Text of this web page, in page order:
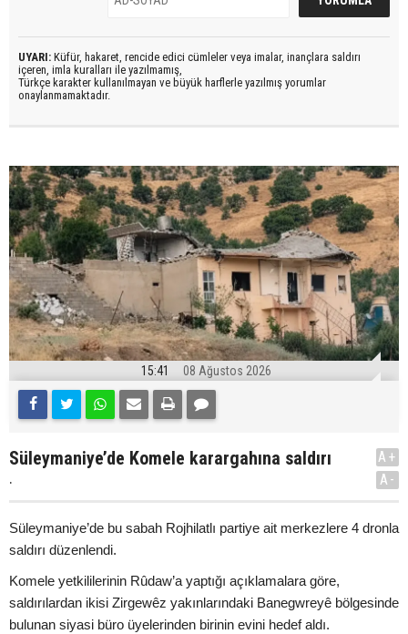
UYARI: Küfür, hakaret, rencide edici cümleler veya imalar, inançlara saldırı
içeren, imla kuralları ile yazılmamış,
Türkçe karakter kullanılmayan ve büyük harflerle yazılmış yorumlar
onaylanmamaktadır.
15:41 08 Ağustos 2026
Süleymaniye’de Komele karargahına saldırı
.
A+
A-
Süleymaniye’de bu sabah Rojhilatlı partiye ait merkezlere 4 dronla
saldırı düzenlendi.
Komele yetkililerinin Rûdaw’a yaptığı açıklamalara göre,
saldırılardan ikisi Zirgewêz yakınlarındaki Banegwreyê bölgesinde
bulunan siyasi büro üyelerinden birinin evini hedef aldı.